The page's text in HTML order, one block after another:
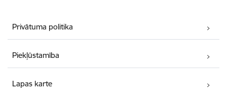
Privātuma politika
Piekļūstamība
Lapas karte